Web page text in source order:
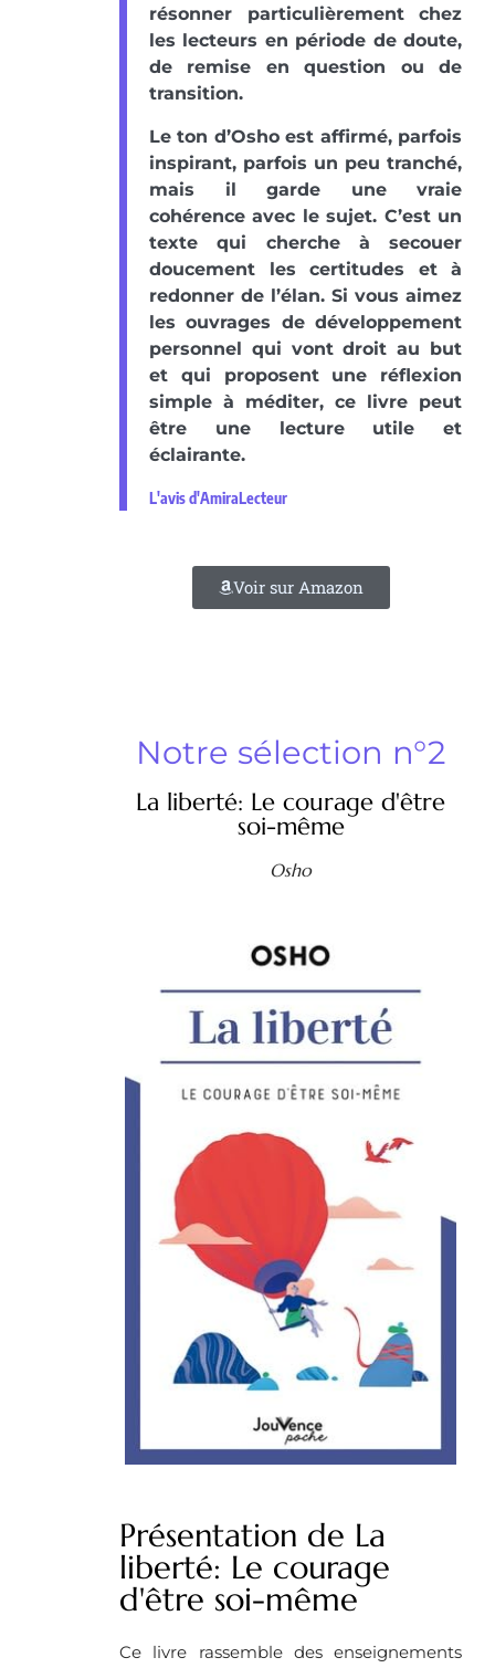
résonner particulièrement chez
les lecteurs en période de doute,
de remise en question ou de
transition.
Le ton d’Osho est affirmé, parfois
inspirant, parfois un peu tranché,
mais il garde une vraie
cohérence avec le sujet. C’est un
texte qui cherche à secouer
doucement les certitudes et à
redonner de l’élan. Si vous aimez
les ouvrages de développement
personnel qui vont droit au but
et qui proposent une réflexion
simple à méditer, ce livre peut
être une lecture utile et
éclairante.
L'avis d'AmiraLecteur
Voir sur Amazon
Notre sélection n°2
La liberté: Le courage d'être
soi-même
Osho
Présentation de La
liberté: Le courage
d'être soi-même
Ce livre rassemble des enseignements